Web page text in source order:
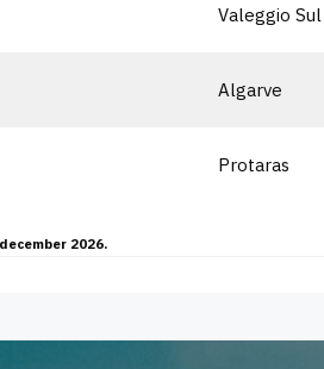
Valeggio
Algarve
Protaras
2026.